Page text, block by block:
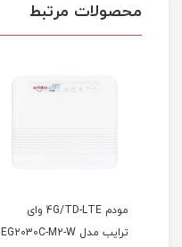
محصولات مرتبط
مودم 4G/TD-LTE وای
ترایب مدل EG2030C-M2-W